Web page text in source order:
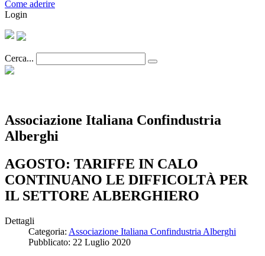
Come aderire
Login
Cerca...
Associazione Italiana Confindustria
Alberghi
AGOSTO: TARIFFE IN CALO
CONTINUANO LE DIFFICOLTÀ PER
IL SETTORE ALBERGHIERO
Dettagli
Categoria: Associazione Italiana Confindustria Alberghi
Pubblicato: 22 Luglio 2020